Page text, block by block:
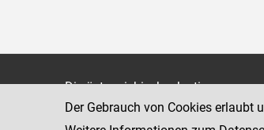
Die österreichische Justiz
Bundesministerium für Justiz
Der Gebrauch von Cookies erlaubt